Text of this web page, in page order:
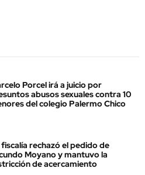
Porcel irá a juicio por
abusos sexuales contra 10
del colegio Palermo Chico
rechazó el pedido de
Moyano y mantuvo la
de acercamiento